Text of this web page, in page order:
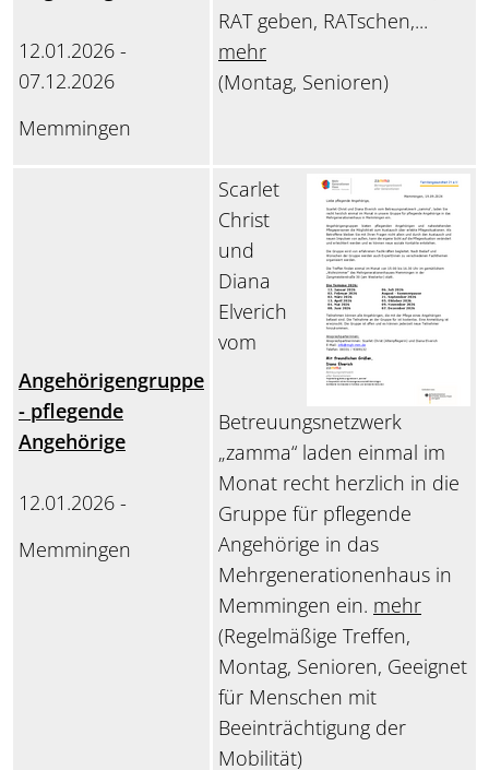
12.01.2026 -
07.12.2026
Memmingen
RAT geben, RATschen,...
mehr
(Montag, Senioren)
Angehörigengruppe
- pflegende
Angehörige
12.01.2026 -
Memmingen
Scarlet
Christ
und
Diana
Elverich
vom
Betreuungsnetzwerk
„zamma“ laden einmal im
Monat recht herzlich in die
Gruppe für pflegende
Angehörige in das
Mehrgenerationenhaus in
Memmingen ein. mehr
(Regelmäßige Treffen,
Montag, Senioren, Geeignet
für Menschen mit
Beeinträchtigung der
Mobilität)